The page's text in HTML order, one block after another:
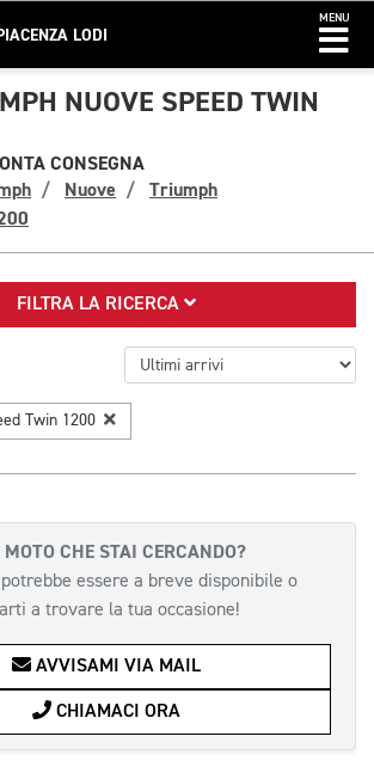
LODI
MENU
NUOVE SPEED TWIN
CONSEGNA
Nuove
Triumph
FILTRA LA RICERCA
Twin 1200
CHE STAI CERCANDO?
essere a breve disponibile o
a trovare la tua occasione!
AVVISAMI VIA MAIL
CHIAMACI ORA